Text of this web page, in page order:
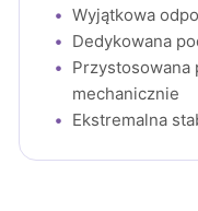
Wyjątkowa
Dedykowana
Przystosowana
mechanicznie
Ekstremalna